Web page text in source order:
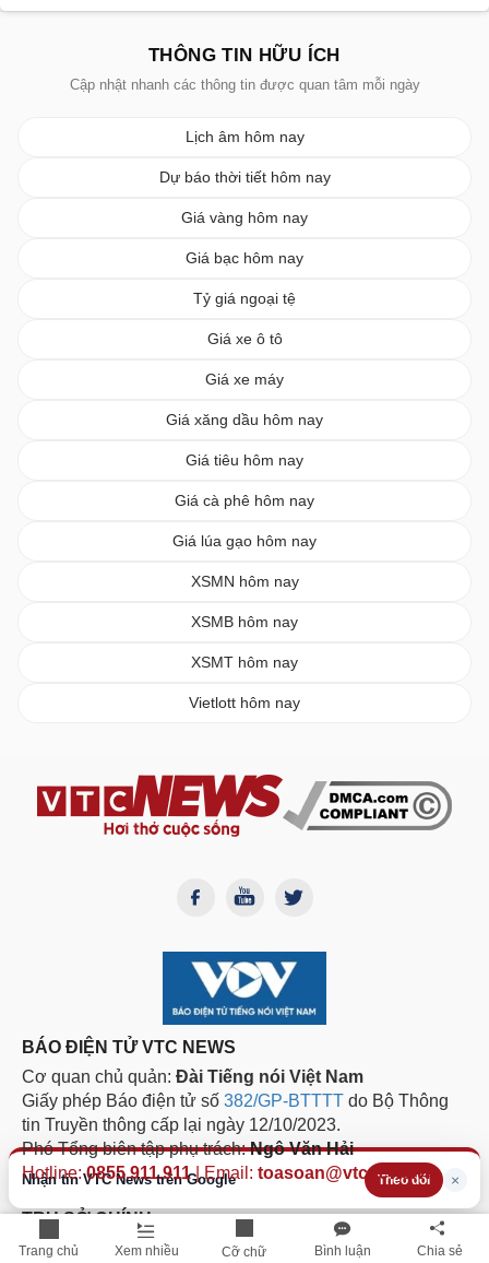
Trang chủ Xem nhiều Cỡ chữ Bình luận Chia sẻ
Nhận tin VTC News trên Google Theo dõi ×
THÔNG TIN HỮU ÍCH
Cập nhật nhanh các thông tin được quan tâm mỗi ngày
Lịch âm hôm nay
Dự báo thời tiết hôm nay
Giá vàng hôm nay
Giá bạc hôm nay
Tỷ giá ngoại tệ
Giá xe ô tô
Giá xe máy
Giá xăng dầu hôm nay
Giá tiêu hôm nay
Giá cà phê hôm nay
Giá lúa gạo hôm nay
XSMN hôm nay
XSMB hôm nay
XSMT hôm nay
Vietlott hôm nay
BÁO ĐIỆN TỬ VTC NEWS
Cơ quan chủ quản: Đài Tiếng nói Việt Nam
Giấy phép Báo điện tử số 382/GP-BTTTT do Bộ Thông
tin Truyền thông cấp lại ngày 12/10/2023.
Phó Tổng biên tập phụ trách:Ngô Văn Hải
Hotline:0855.911.911| Email: toasoan@vtcnews.vn
TRỤ SỞ CHÍNH
Tầng 9, Trung tâm Phát thanh Quốc gia, Số 58 Quán Sứ,